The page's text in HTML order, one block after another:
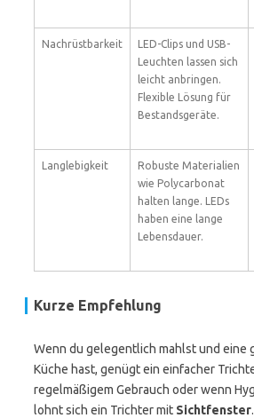
Nachrüstbarkeit
LED-Clips und USB-
Leuchten lassen sich
leicht anbringen.
Flexible Lösung für
Bestandsgeräte.
Langlebigkeit
Robuste Materialien
wie Polycarbonat
halten lange. LEDs
haben eine lange
Lebensdauer.
Kurze Empfehlung
Wenn du gelegentlich mahlst und eine
Küche hast, genügt ein einfacher
regelmäßigem Gebrauch oder wenn
lohnt sich ein Trichter mit Sichtfenster